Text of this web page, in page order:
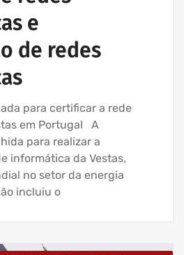
e
de redes
para certificar a rede
em Portugal A
para realizar a
informática da Vestas,
no setor da energia
incluiu o